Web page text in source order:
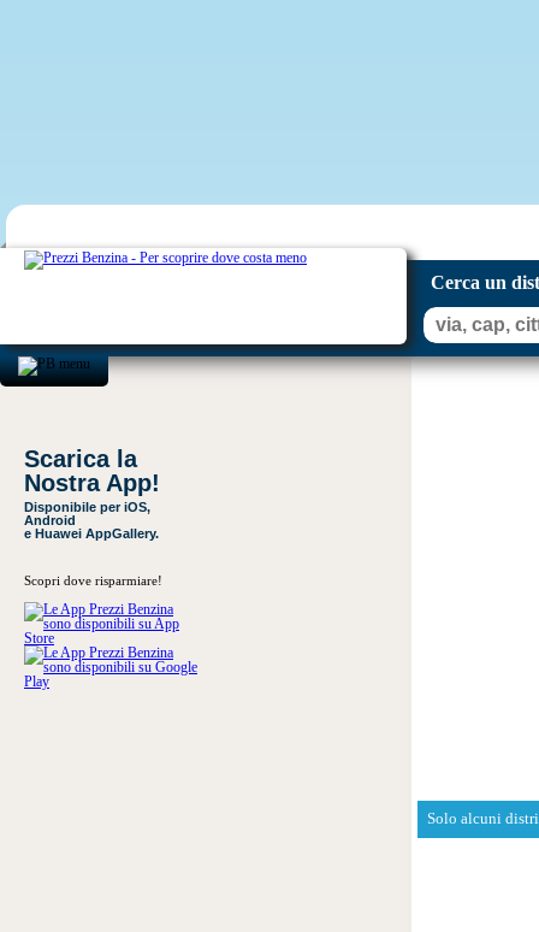
Cerca un
Scarica la
Nostra App!
Disponibile per iOS,
Android
e Huawei AppGallery.
Scopri dove risparmiare!
Solo alcuni